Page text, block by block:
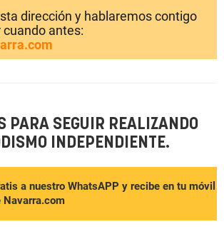
dirección y hablaremos contigo
antes:
PARA SEGUIR REALIZANDO
INDEPENDIENTE.
a nuestro WhatsAPP y recibe en tu móvil
Navarra.com